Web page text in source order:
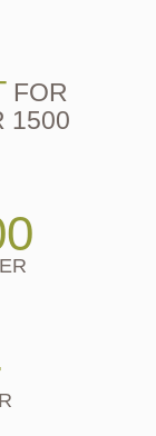
FOR
1500